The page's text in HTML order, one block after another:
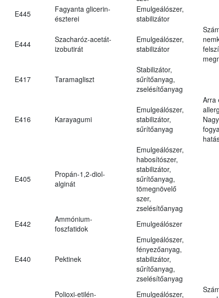
E445
Fagyanta glicerin-
észterei
Emulgeálószer,
stabilizátor
E444
Szacharóz-acetát-
izobutirát
Emulgeálószer,
stabilizátor
E417 Taramagliszt
Stabilizátor,
sűrítőanyag,
zselésítőanyag
E416 Karayagumi
Emulgeálószer,
stabilizátor,
sűrítőanyag
Arra
E405
Propán-1,2-diol-
alginát
Emulgeálószer,
habosítószer,
stabilizátor,
sűrítőanyag,
tömegnövelő
szer,
zselésítőanyag
E442
Ammónium-
foszfatidok
Emulgeálószer
E440 Pektinek
Emulgeálószer,
fényezőanyag,
stabilizátor,
sűrítőanyag,
zselésítőanyag
Polioxi-etilén-
Emulgeálószer,